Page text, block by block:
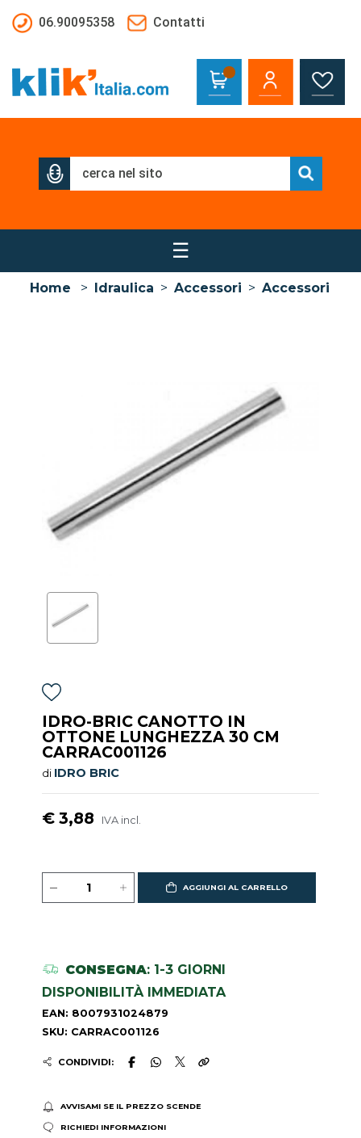
06.90095358
Contatti
☰
Home > Idraulica > Accessori > Accessori
IDRO-BRIC CANOTTO IN
OTTONE LUNGHEZZA 30 CM
CARRAC001126
di IDRO BRIC
€ 3,88 IVA incl.
AGGIUNGI AL CARRELLO
CONSEGNA: 1-3 GIORNI
DISPONIBILITÀ IMMEDIATA
EAN: 8007931024879
SKU: CARRAC001126
CONDIVIDI:
AVVISAMI SE IL PREZZO SCENDE
RICHIEDI INFORMAZIONI